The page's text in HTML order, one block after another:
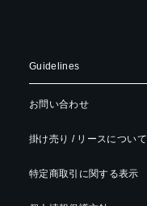
Guidelines
お問い合わせ
掛け売り / リースについて
特定商取引に関する表示